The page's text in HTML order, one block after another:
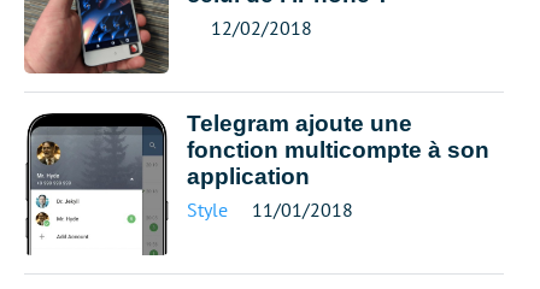
12/02/2018
Telegram ajoute une
fonction multicompte à son
application
Style 11/01/2018